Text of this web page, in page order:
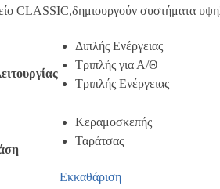
CLASSIC,δημιουργούν συστήματα
Διπλής Ενέργειας
Τριπλής για Α/Θ
Τριπλής Ενέργειας
Κεραμοσκεπής
Ταράτσας
Εκκαθάριση